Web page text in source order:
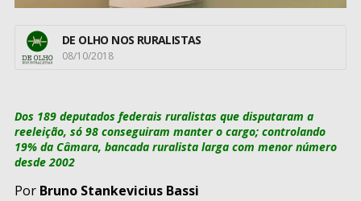
DE OLHO NOS RURALISTAS
08/10/2018
Dos 189 deputados federais ruralistas que disputaram a
reeleição, só 98 conseguiram manter o cargo; controlando
19% da Câmara, bancada ruralista larga com menor número
desde 2002
Por Bruno Stankevicius Bassi